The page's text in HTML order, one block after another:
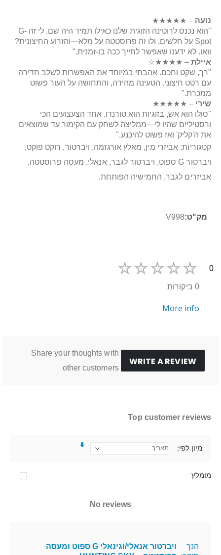
נועה –
★★★★★
"הוא נכנס לרוטינה הזוגית שלנו כאילו תמיד היה שם. לי זה G-
Spot על חלשים, ולו זה פרוסטטה על מלא—והזרוע החיצונית?
וואו. לא ידענו שאפשר לחייך ככה בו-זמנית."
איילת –
★★★★☆
"רך, שקט וחכם. אהבתי במיוחד את האפשרות לשלב חדירה
עם רטט חיצוני. הטעינה מהירה, והתחושה על העור פשוט
ממכרת."
שירי –
★★★★★
"סולו הוא אש, בזוגיות הוא טורנדו. אחד הצעצועים הכי
ורסטיליים שהיו לי—ממליצה לשחק עם הקימור עד שמוצאים
את ה'קליק' ואז פשוט להיכנע."
קטגוריות: אביזרי מין, מאלץ אורגזמה, ויברטור, רוקט פוקט,
ויברטור G ספוט, ויברטור לגבר, אנאלי, מעסה פרוסטטה,
אביזרים לגבר, החמישיה הפותחת.
מידע
V998
0
0 ביקורות
More info
WRITE A REVIEW
Share your thoughts with
other customers
Top customer reviews
מומלץ
מיון לפי
No reviews
הנך
ויברטור אנאלי/וגינאלי G ספוט ומעסה